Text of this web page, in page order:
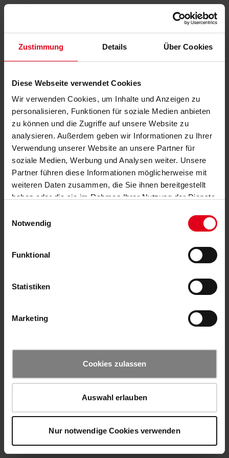
Zustimmung Details Über Cookies
Diese Webseite verwendet Cookies
Wir verwenden Cookies, um Inhalte und Anzeigen zu
personalisieren, Funktionen für soziale Medien anbieten
zu können und die Zugriffe auf unsere Website zu
analysieren. Außerdem geben wir Informationen zu Ihrer
Verwendung unserer Website an unsere Partner für
soziale Medien, Werbung und Analysen weiter. Unsere
Partner führen diese Informationen möglicherweise mit
weiteren Daten zusammen, die Sie ihnen bereitgestellt
haben oder die sie im Rahmen Ihrer Nutzung der Dienste
Notwendig
Funktional
Statistiken
Marketing
Cookies zulassen
Auswahl erlauben
Nur notwendige Cookies verwenden